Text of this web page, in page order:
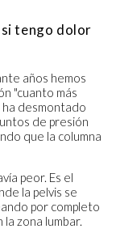
si tengo dolor
años hemos
"cuanto más
ha desmontado
de presión
que la columna
peor. Es el
la pelvis se
por completo
zona lumbar.